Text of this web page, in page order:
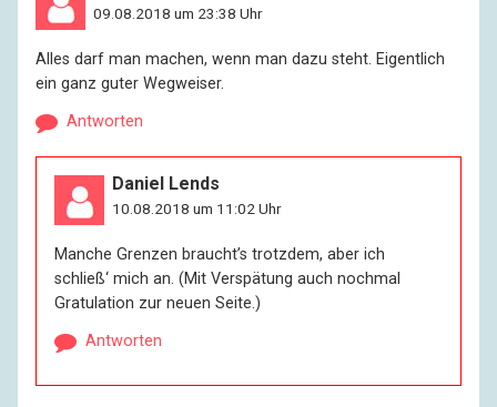
09.08.2018 um 23:38 Uhr
Alles darf man machen, wenn man dazu steht. Eigentlich
ein ganz guter Wegweiser.
Antworten
Daniel Lends
10.08.2018 um 11:02 Uhr
Manche Grenzen braucht’s trotzdem, aber ich
schließ‘ mich an. (Mit Verspätung auch nochmal
Gratulation zur neuen Seite.)
Antworten